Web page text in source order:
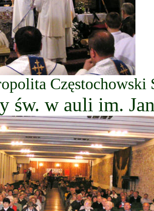
Częstochowski
św. w auli im.